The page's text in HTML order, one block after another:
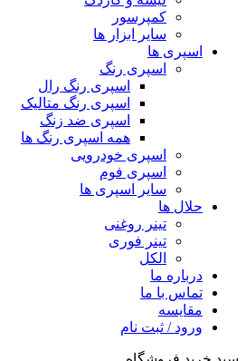
کمپرسور
سایر ابزار ها
اسپری ها
اسپری رنگ
اسپری رنگ رال
اسپری رنگ متالیک
اسپری ضد زنگ
همه اسپری رنگ ها
اسپری خودرویی
اسپری فوم
سایر اسپری ها
حلال ها
تینر روغنی
تینر فوری
الکل
درباره ما
تماس با ما
مقایسه
ورود / ثبت نام